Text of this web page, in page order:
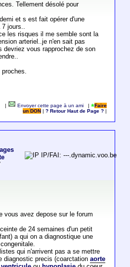
Tellement désolé pour
et s est fait opérer d'une
jours..
les risques il me semble sont la
arteriel..je n'en sait pas
devriez vous rapprochez de son
Envoyer cette page à un ami |
Faire
un DON
|? Retour Haut de Page ?
IP/FAI: ---.dynamic.voo.be
vous avez depose sur le forum
de 24 semaines d'un petit
a qui on a diagnostique une
qui n'arrivent pas a se mettre
diagnostic precis (coarctation aorte